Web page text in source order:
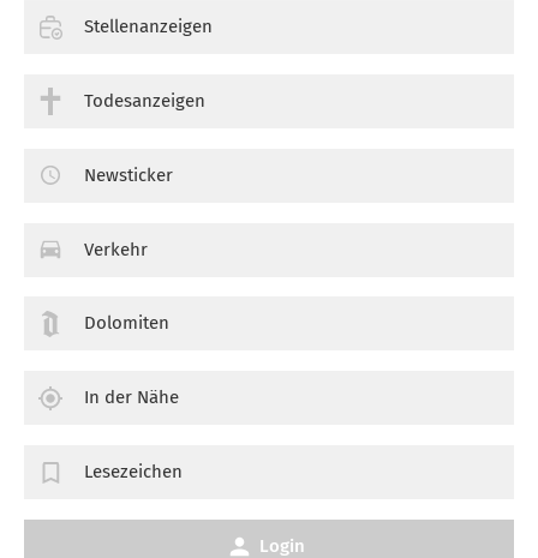
Stellenanzeigen
Todesanzeigen
Newsticker
Verkehr
Dolomiten
In der Nähe
Lesezeichen
Login